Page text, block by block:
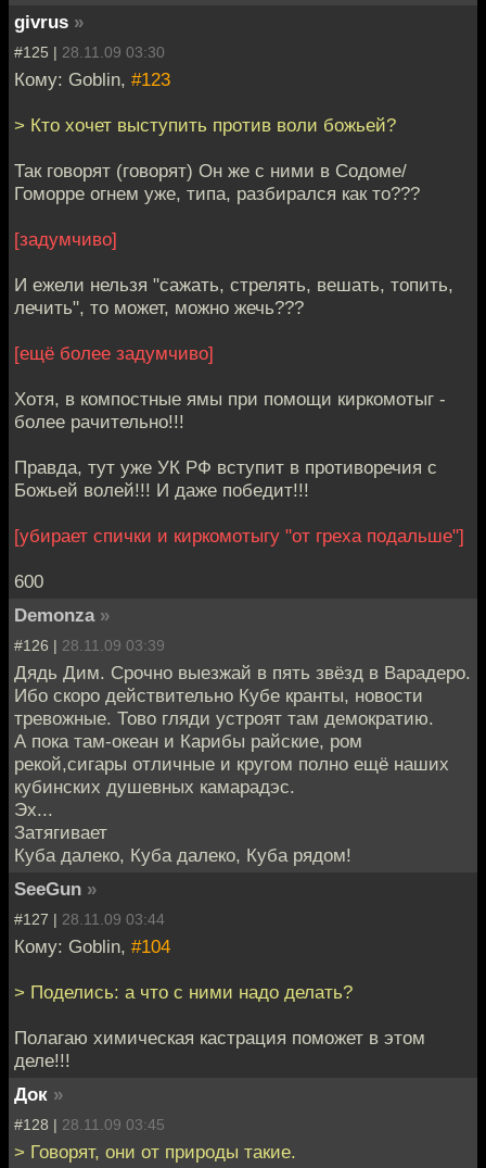
givrus »
#125 | 28.11.09 03:30
Кому: Goblin, #123
> Кто хочет выступить против воли божьей?
Так говорят (говорят) Он же с ними в Содоме/
Гоморре огнем уже, типа, разбирался как то???
[задумчиво]
И ежели нельзя "сажать, стрелять, вешать, топить,
лечить", то может, можно жечь???
[ещё более задумчиво]
Хотя, в компостные ямы при помощи киркомотыг -
более рачительно!!!
Правда, тут уже УК РФ вступит в противоречия с
Божьей волей!!! И даже победит!!!
[убирает спички и киркомотыгу "от греха подальше"]
600
Demonza »
#126 | 28.11.09 03:39
Дядь Дим. Срочно выезжай в пять звёзд в Варадеро.
Ибо скоро действительно Кубе кранты, новости
тревожные. Тово гляди устроят там демократию.
А пока там-океан и Карибы райские, ром
рекой,сигары отличные и кругом полно ещё наших
кубинских душевных камарадэс.
Эх...
Затягивает
Куба далеко, Куба далеко, Куба рядом!
SeeGun »
#127 | 28.11.09 03:44
Кому: Goblin, #104
> Поделись: а что с ними надо делать?
Полагаю химическая кастрация поможет в этом
деле!!!
Док »
#128 | 28.11.09 03:45
> Говорят, они от природы такие.